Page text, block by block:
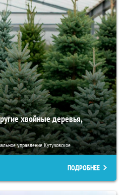
хвойные деревья,
управление Кутузовское
ПОДРОБНЕЕ